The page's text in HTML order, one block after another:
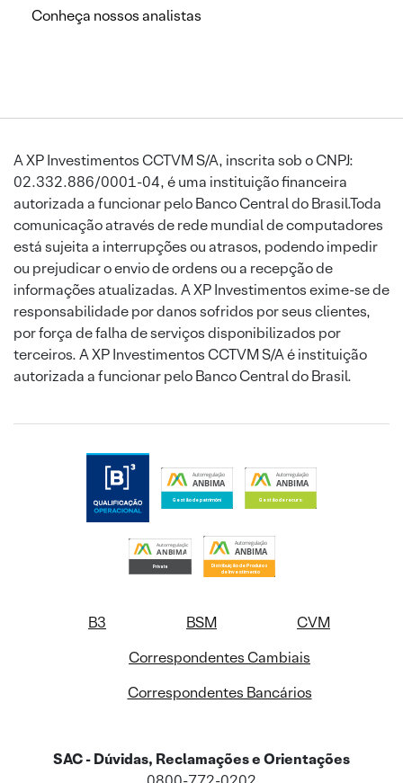
Conheça nossos analistas
A XP Investimentos CCTVM S/A, inscrita sob o CNPJ:
02.332.886/0001-04, é uma instituição financeira
autorizada a funcionar pelo Banco Central do Brasil.Toda
comunicação através de rede mundial de computadores
está sujeita a interrupções ou atrasos, podendo impedir
ou prejudicar o envio de ordens ou a recepção de
informações atualizadas. A XP Investimentos exime-se de
responsabilidade por danos sofridos por seus clientes,
por força de falha de serviços disponibilizados por
terceiros. A XP Investimentos CCTVM S/A é instituição
autorizada a funcionar pelo Banco Central do Brasil.
B3 BSM
CVM
Correspondentes Cambiais
Correspondentes Bancários
SAC - Dúvidas, Reclamações e Orientações